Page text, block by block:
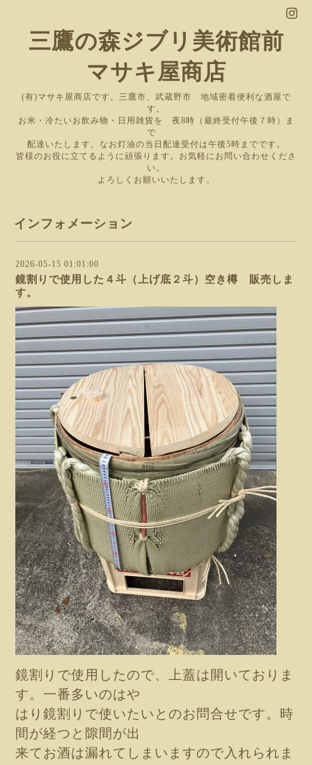
三鷹の森ジブリ美術館前
マサキ屋商店
(有)マサキ屋商店です。三鷹市、武蔵野市 地域密着便利な酒屋で
す。
お米・冷たいお飲み物・日用雑貨を 夜8時（最終受付午後７時）ま
で
配達いたします。なお灯油の当日配達受付は午後5時までです。
皆様のお役に立てるように頑張ります。お気軽にお問い合わせくださ
い。
よろしくお願いいたします。
インフォメーション
2026-05-15 01:01:00
鏡割りで使用した４斗（上げ底２斗）空き樽 販売しま
す。
鏡割りで使用したので、
上蓋は開いておりま
す。一番多いのはや
はり 鏡割りで使いたいとのお問合せです。時
間が経つと隙間が出
来て お酒は漏れてしまいますので 入れられま